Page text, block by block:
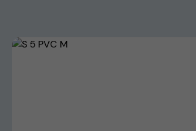
Skip image gallery